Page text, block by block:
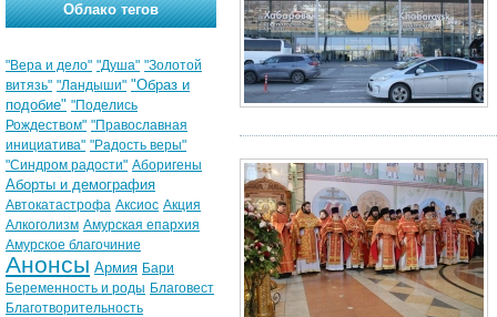
Облако тегов
"Вера и дело" "Душа" "Золотой
витязь" "Ландыши" "Образ и
подобие" "Поделись
Рождеством" "Православная
инициатива" "Радость веры"
"Синдром радости" Аборигены
Аборты и демография
Автокатастрофа Аксиос Акция
Алкоголизм Амурская епархия
Амурское благочиние
Анонсы Армия Бари
Беременность и роды Благовест
Благотворительность